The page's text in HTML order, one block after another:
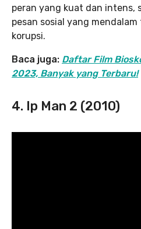
peran yang kuat dan intens,
pesan sosial yang
korupsi.
Baca juga: Daftar Film
2023, Banyak yang Terbaru!
4. Ip Man 2 (2010)